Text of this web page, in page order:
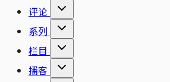
评论
系列
栏目
播客